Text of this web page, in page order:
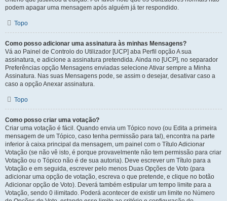
podem apagar uma mensagem após alguém já ter respondido.
Topo
Como posso adicionar uma assinatura às minhas Mensagens?
Vá ao Painel de Controlo do Utilizador [UCP] aba Perfil opção A sua
assinatura, e adicione a assinatura pretendida. Ainda no [UCP], no separador
Preferências opção Mensagens enviadas selecione Ativar sempre a Minha
Assinatura. Nas suas Mensagens pode, se assim o desejar, desativar caso a
caso a opção Anexar assinatura.
Topo
Como posso criar uma votação?
Criar uma votação é fácil. Quando envia um Tópico novo (ou Edita a primeira
mensagem de um Tópico, caso tenha permissão para tal), encontra na parte
inferior à caixa principal da mensagem, um painel com o Título Adicionar
Votação (se não vê isto, é porque provavelmente não tem permissão para criar
Votação ou o Tópico não é de sua autoria). Deve escrever um Título para a
Votação e em seguida, escrever pelo menos Duas Opções de Voto (para
adicionar uma opção de votação, escreva o que pretende, e clique no botão
Adicionar opção de Voto). Deverá também estipular um tempo limite para a
Votação, sendo 0 ilimitado. Poderá acontecer de existir um limite no Número